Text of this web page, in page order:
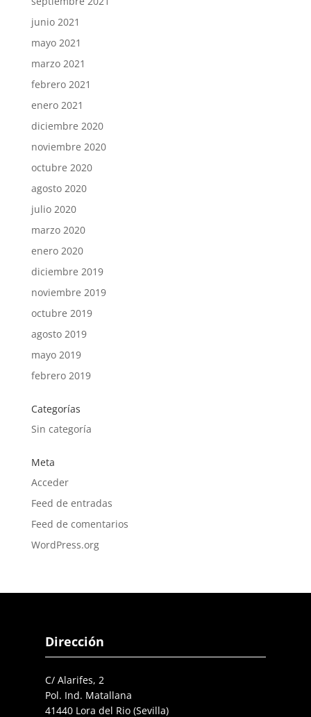
junio 2021
mayo 2021
marzo 2021
febrero 2021
enero 2021
diciembre 2020
noviembre 2020
octubre 2020
agosto 2020
julio 2020
marzo 2020
enero 2020
diciembre 2019
noviembre 2019
octubre 2019
agosto 2019
mayo 2019
febrero 2019
Categorías
Sin categoría
Meta
Acceder
Feed de entradas
Feed de comentarios
WordPress.org
Dirección
C/ Alarifes, 2
Pol. Ind. Matallana
41440 Lora del Rio (Sevilla)